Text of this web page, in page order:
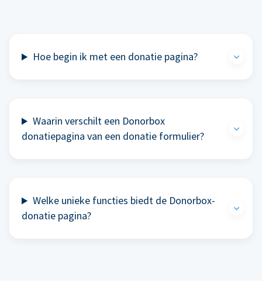
Hoe begin ik met een donatie pagina?
Waarin verschilt een Donorbox
donatiepagina van een donatie formulier?
Welke unieke functies biedt de Donorbox-
donatie pagina?